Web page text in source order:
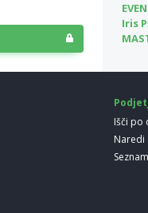
Iris
Išči po
Naredi